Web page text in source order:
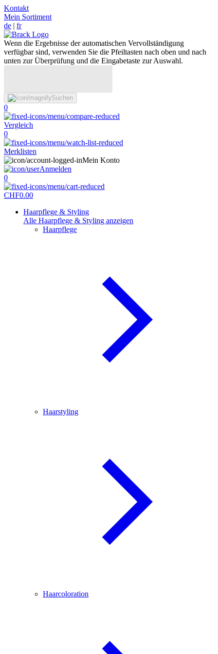
Kontakt
Mein Sortiment
de | fr
Wenn die Ergebnisse der automatischen Vervollständigung
verfügbar sind, verwenden Sie die Pfeiltasten nach oben und nach
unten zur Überprüfung und die Eingabetaste zur Auswahl.
Suchen
0
Vergleich
0
Merklisten
Mein Konto
Anmelden
0
CHF0.00
Haarpflege & Styling
Alle Haarpflege & Styling anzeigen
Haarpflege
Haarstyling
Haarcoloration